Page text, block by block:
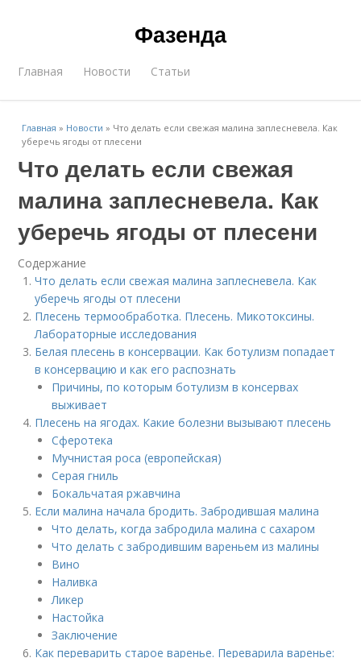
Фазенда
Главная Новости Статьи
Главная » Новости » Что делать если свежая малина заплесневела. Как
уберечь ягоды от плесени
Что делать если свежая
малина заплесневела. Как
уберечь ягоды от плесени
Содержание
Что делать если свежая малина заплесневела. Как
уберечь ягоды от плесени
Плесень термообработка. Плесень. Микотоксины.
Лабораторные исследования
Белая плесень в консервации. Как ботулизм попадает
в консервацию и как его распознать
Причины, по которым ботулизм в консервах
выживает
Плесень на ягодах. Какие болезни вызывают плесень
Сферотека
Мучнистая роса (европейская)
Серая гниль
Бокальчатая ржавчина
Если малина начала бродить. Забродившая малина
Что делать, когда забродила малина с сахаром
Что делать с забродившим вареньем из малины
Вино
Наливка
Ликер
Настойка
Заключение
Как переварить старое варенье. Переварила варенье: